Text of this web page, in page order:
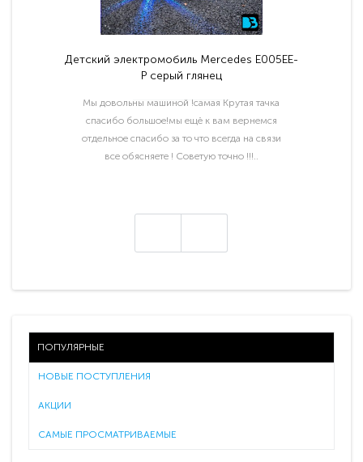
Детский электромобиль Mercedes E005EE-
P серый глянец
Мы довольны машиной !самая Крутая тачка
спасибо большое!мы ещё к вам вернемся
отдельное спасибо за то что всегда на связи
все обясняете ! Советую точно !!!..
ПОПУЛЯРНЫЕ
НОВЫЕ ПОСТУПЛЕНИЯ
АКЦИИ
САМЫЕ ПРОСМАТРИВАЕМЫЕ